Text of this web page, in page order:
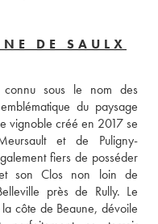
DE SAULX
connu sous le nom des
du paysage
vignoble créé en 2017 se
et de Puligny-
fiers de posséder
son Clos non loin de
près de Rully. Le
côte de Beaune, dévoile